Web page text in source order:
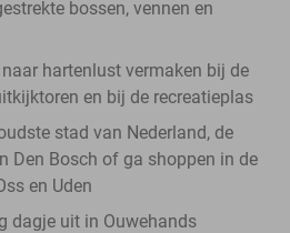
bossen, vennen en
hartenlust vermaken bij de
en bij de recreatieplas
stad van Nederland, de
Den Bosch of ga shoppen in de
en Uden
dagje uit in Ouwehands